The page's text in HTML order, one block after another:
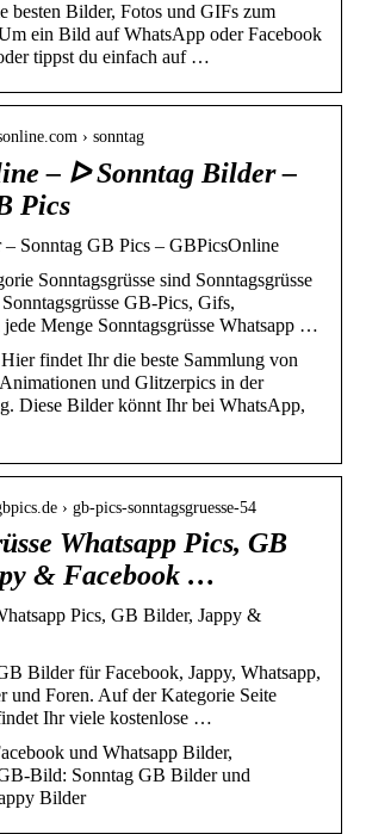
besten Bilder, Fotos und GIFs zum
ein Bild auf WhatsApp oder Facebook
tippst du einfach auf …
› sonntag
– ᐅ Sonntag Bilder –
Pics
Sonntag GB Pics – GBPicsOnline
Sonntagsgrüsse sind Sonntagsgrüsse
GB-Pics, Gifs,
Menge Sonntagsgrüsse Whatsapp …
findet Ihr die beste Sammlung von
und Glitzerpics in der
Diese Bilder könnt Ihr bei WhatsApp,
› gb-pics-sonntagsgruesse-54
Whatsapp Pics, GB
& Facebook …
Pics, GB Bilder, Jappy &
Bilder für Facebook, Jappy, Whatsapp,
und Foren. Auf der Kategorie Seite
Ihr viele kostenlose …
und Whatsapp Bilder,
Bild: Sonntag GB Bilder und
Bilder